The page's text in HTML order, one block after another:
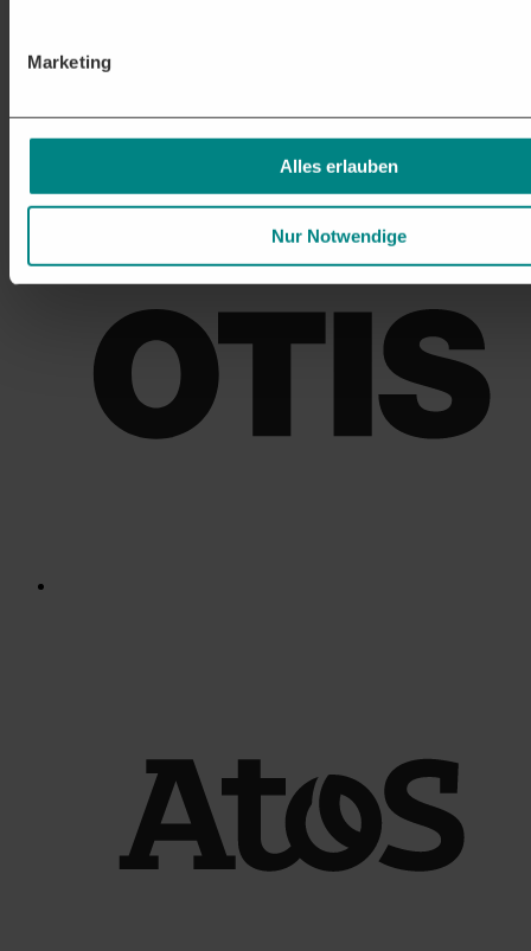
Marketing
Alles erlauben
Nur Notwendige